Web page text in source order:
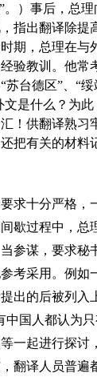
”。）事后，总
指出翻译除提
期，总理在与
验教训。他常
台德区”、“
文是什么？为
！供翻译熟习
把有关的材料
求十分严格，
歇过程中，总
参谋，要求秘
考采用。例如
出的后被列入
中国人都认为
一起进行探讨
翻译人员普遍